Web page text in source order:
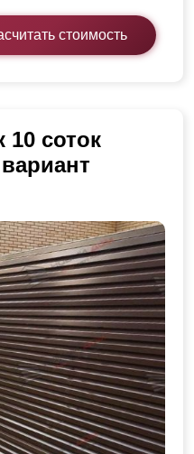
стоимость
10 соток